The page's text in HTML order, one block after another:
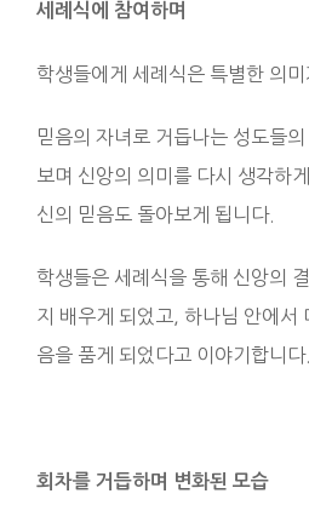
세례식에 참여하며
학생들에게 세례식은 특별한 의
믿음의 자녀로 거듭나는 성도들
보며 신앙의 의미를 다시 생각하
신의 믿음도 돌아보게 됩니다.
학생들은 세례식을 통해 신앙의
지 배우게 되었고, 하나님 안에서
음을 품게 되었다고 이야기합니다.
회차를 거듭하며 변화된 모습